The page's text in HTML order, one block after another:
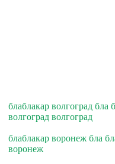
блаблакар волгоград бла
волгоград волгоград
блаблакар воронеж бла
воронеж